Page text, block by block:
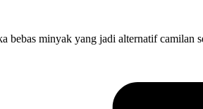
minyak yang jadi alternatif camilan